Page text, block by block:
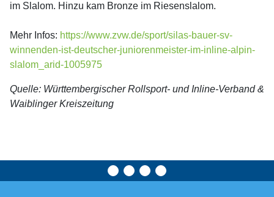
im Slalom. Hinzu kam Bronze im Riesenslalom.
Mehr Infos: https://www.zvw.de/sport/silas-bauer-sv-
winnenden-ist-deutscher-juniorenmeister-im-inline-alpin-
slalom_arid-1005975
Quelle: Württembergischer Rollsport- und Inline-Verband &
Waiblinger Kreiszeitung